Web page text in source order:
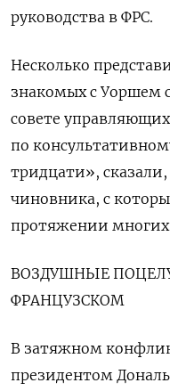
руководства в ФРС.
Несколько
знакомых с Уоршем
совете управляющих
по
‌тридцати»,
чиновника, с
протяжении многих
ВОЗДУШНЫЕ
ФРАНЦУЗСКОМ
В затяжном
президентом